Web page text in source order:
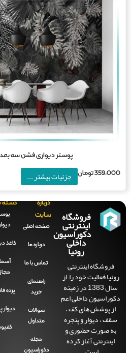
پوستر دیواری فشن سه بعدی کد FS-078
تومان جزئیات بیشتر ...
فروشگاه
اینترنتی
دکوراسیون
داخلی
رونیا
فروشگاه اینترنتی
فعالیت خود را از
سال 1383 در زمینه
داخلی اعم
پوشش های کف ،
، دیوار و پنجره
صورت حضوری و
اینترنتی آغاز کرده
درباره
سایت
صفحه‌ اصلی
درباره ما
تماس با ما
راهنمای
سوالات
متداول
دکوراسیون
دسته بندی
کاغذ دیواری
آسمان
پرده فانتزی
دیوار پوش
کفپوش